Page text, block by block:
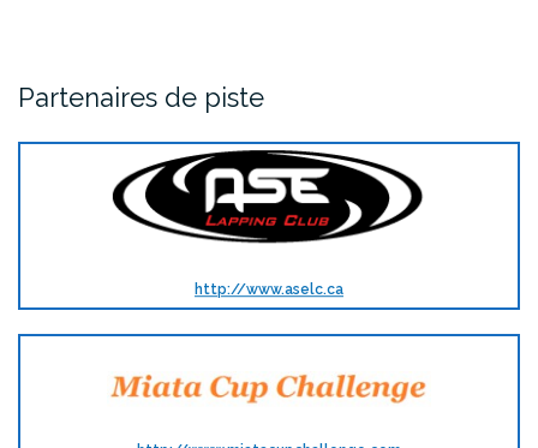
Partenaires de piste
http://www.aselc.ca